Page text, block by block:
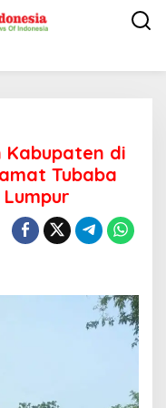
Kabupaten di
Tubaba